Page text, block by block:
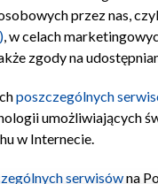
przez nas,
, w celach
zgody na
poszczególnych
umożliwiających
w Internecie.
serwisówna